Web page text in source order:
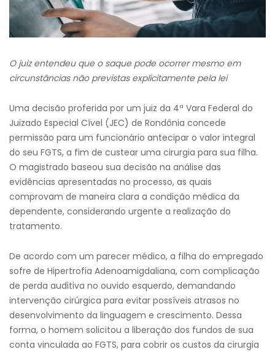
O juiz entendeu que o saque pode ocorrer mesmo em
circunstâncias não previstas explicitamente pela lei
Uma decisão proferida por um juiz da 4ª Vara Federal do
Juizado Especial Cível (JEC) de Rondônia concede
permissão para um funcionário antecipar o valor integral
do seu FGTS, a fim de custear uma cirurgia para sua filha.
O magistrado baseou sua decisão na análise das
evidências apresentadas no processo, as quais
comprovam de maneira clara a condição médica da
dependente, considerando urgente a realização do
tratamento.
De acordo com um parecer médico, a filha do empregado
sofre de Hipertrofia Adenoamigdaliana, com complicação
de perda auditiva no ouvido esquerdo, demandando
intervenção cirúrgica para evitar possíveis atrasos no
desenvolvimento da linguagem e crescimento. Dessa
forma, o homem solicitou a liberação dos fundos de sua
conta vinculada ao FGTS, para cobrir os custos da cirurgia